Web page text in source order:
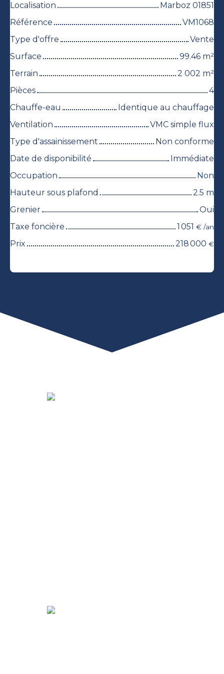
Localisation
Marboz 01851
Référence
VM1068
Type d'offre
Vente
Surface
99.46 m²
Terrain
2 002 m²
Pièces
4
Chauffe-eau
Identique au chauffage
Ventilation
VMC simple flux
Type d'assainissement
Non conforme
Date de disponibilité
Immédiate
Occupation
Non
Hauteur sous plafond
2.5 m
Grenier
Oui
Taxe foncière
1 051 € /an
Prix 218 000 €